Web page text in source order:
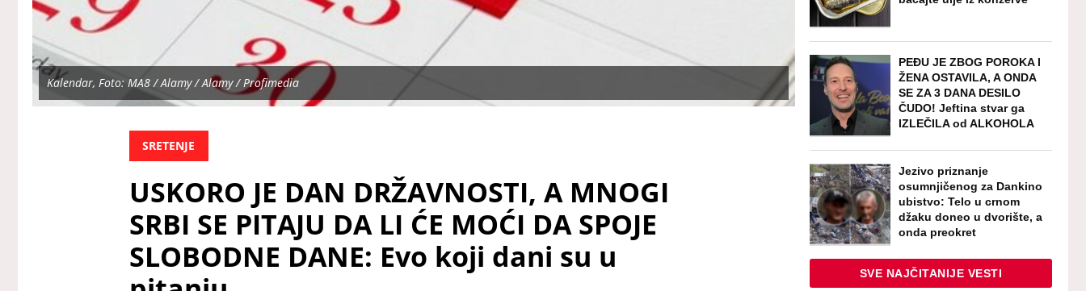
Kalendar, Foto: MA8 / Alamy / Alamy / Profimedia
SRETENJE
USKORO JE DAN DRŽAVNOSTI, A MNOGI
SRBI SE PITAJU DA LI ĆE MOĆI DA SPOJE
SLOBODNE DANE: Evo koji dani su u
PEĐU JE ZBOG POROKA I
ŽENA OSTAVILA, A ONDA
SE ZA 3 DANA DESILO
ČUDO! Jeftina stvar ga
IZLEČILA od ALKOHOLA
Jezivo priznanje
osumnjičenog za Dankino
ubistvo: Telo u crnom
džaku doneo u dvorište, a
onda preokret
SVE NAJČITANIJE VESTI